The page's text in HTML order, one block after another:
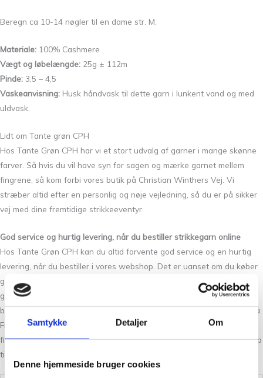
Samtykke Detaljer Om
Denne hjemmeside bruger cookies
Beregn ca 10-14 nøgler til en dame str. M.
Materiale: 100% Cashmere
Vægt og løbelængde: 25g ± 112m
Pinde: 3,5 – 4,5
Vaskeanvisning: Husk håndvask til dette garn i lunkent vand og med
uldvask.
Lidt om Tante grøn CPH
Hos Tante Grøn CPH har vi et stort udvalg af garner i mange skønne
farver. Så hvis du vil have syn for sagen og mærke garnet mellem
fingrene, så kom forbi vores butik på Christian Winthers Vej. Vi
stræber altid efter en personlig og nøje vejledning, så du er på sikker
vej med dine fremtidige strikkeeventyr.
God service og hurtig levering, når du bestiller strikkegarn online
Hos Tante Grøn CPH kan du altid forvente god service og en hurtig
levering, når du bestiller i vores webshop. Det er uanset om du køber
garn, brugskunst eller strikke- og hækletilbehør. Du finder også tit
gode tilbud på udvalgte garnmærker. Vi bestræber os på at give den
bedste kundeoplevelse både online, men også i vores fysiske butik på
Frederiksberg. Det er et sted, hvor du finder nye produkter, du ikke
finder andre steder og kan få gode råd og strik om hækling eller hjælp
til dit næste strikkeprojekt.